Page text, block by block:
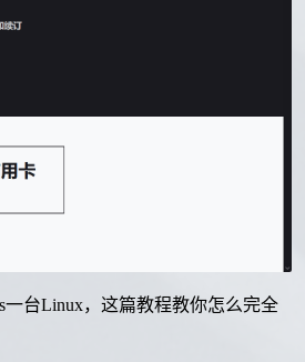
一台Linux，这篇教程教你怎么完全